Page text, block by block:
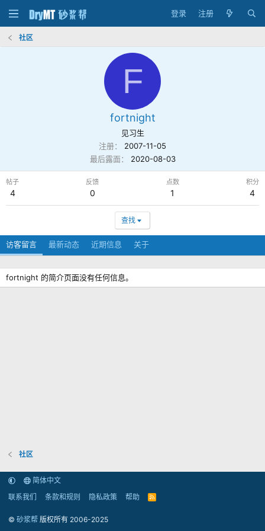
登录 注册
社区
F
fortnight
见习生
注册
2007-11-05
最后露面
2020-08-03
帖子
4
反馈
0
点数
1
积分
4
查找
访客留言 最新动态 近期信息 关于
fortnight 的简介页面没有任何信息。
社区
简体中文
联系我们
条款和规则 隐私政策 帮助
R
© 砂浆帮 版权所有 2006-2025